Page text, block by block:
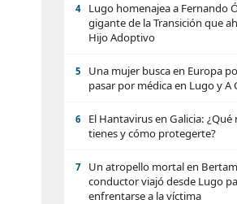
4
Lugo homenajea a Fernando
gigante de la Transición que
Hijo Adoptivo
5
Una mujer busca en Europa
pasar por médica en Lugo y A
6
El Hantavirus en Galicia: ¿Qué
tienes y cómo protegerte?
7
Un atropello mortal en
conductor viajó desde Lugo
enfrentarse a la víctima